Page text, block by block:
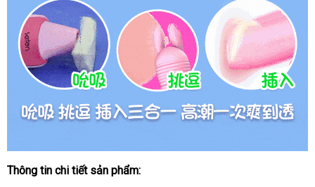
Thông tin chi tiết sản phẩm: